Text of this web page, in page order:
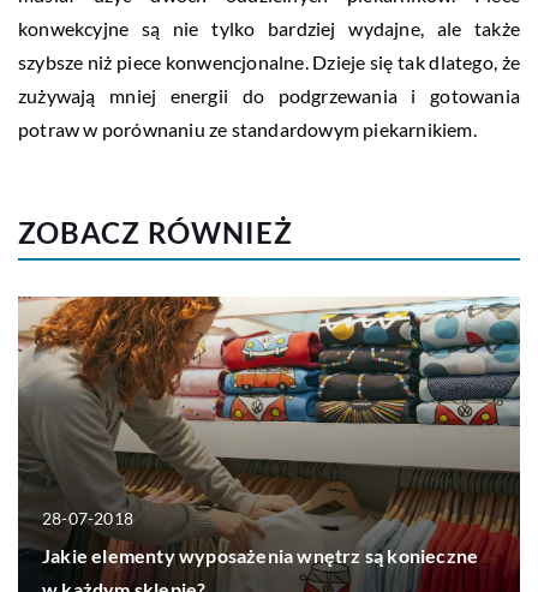
konwekcyjne są nie tylko bardziej wydajne, ale także
szybsze niż piece konwencjonalne. Dzieje się tak dlatego, że
zużywają mniej energii do podgrzewania i gotowania
potraw w porównaniu ze standardowym piekarnikiem.
ZOBACZ RÓWNIEŻ
28-07-2018
Jakie elementy wyposażenia wnętrz są konieczne